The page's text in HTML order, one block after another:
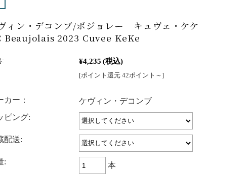
器
ィン・デコンブ/ボジョレー キュヴェ・ケケ
Beaujolais 2023 Cuvee KeKe
: ¥4,235 (税込)
[ポイント還元 42ポイント～]
カー：
ケヴィン・デコンブ
ピング:
配送:
: 本